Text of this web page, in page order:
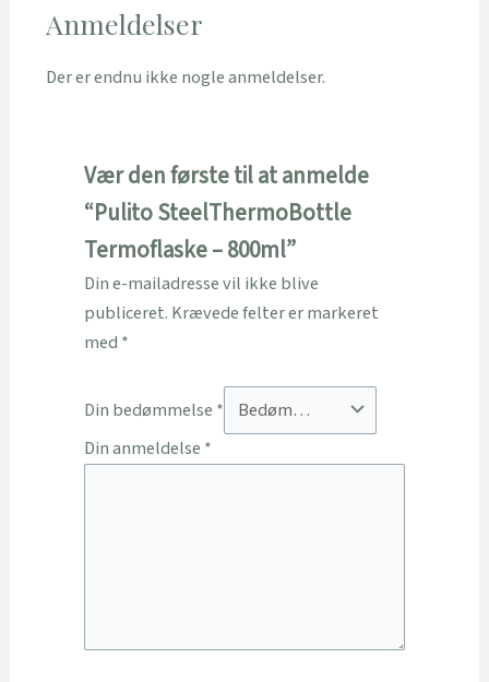
Anmeldelser
Der er endnu ikke nogle anmeldelser.
Vær den første til at anmelde
“Pulito SteelThermoBottle
Termoflaske – 800ml”
Din e-mailadresse vil ikke blive
publiceret. Krævede felter er markeret
med *
Din bedømmelse *
Din anmeldelse *